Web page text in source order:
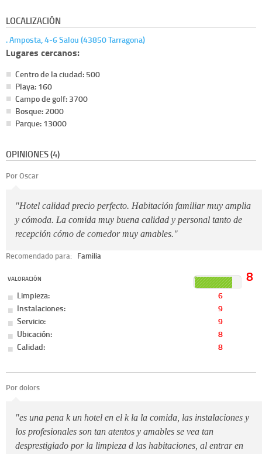
LOCALIZACIÓN
. Amposta, 4-6 Salou (43850 Tarragona)
Lugares cercanos:
Centro de la ciudad: 500
Playa: 160
Campo de golf: 3700
Bosque: 2000
Parque: 13000
OPINIONES (4)
Por Oscar
"Hotel calidad precio perfecto. Habitación familiar muy amplia
y cómoda. La comida muy buena calidad y personal tanto de
recepción cómo de comedor muy amables."
Recomendado para: Familia
VALORACIÓN 8
Limpieza:
6
Instalaciones:
9
Servicio:
9
Ubicación:
8
Calidad:
8
Por dolors
"es una pena k un hotel en el k la la comida, las instalaciones y
los profesionales son tan atentos y amables se vea tan
desprestigiado por la limpieza d las habitaciones, al entrar en